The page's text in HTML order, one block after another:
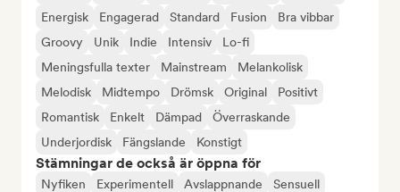
Energisk
Engagerad Standard Fusion
Bra vibbar
Groovy
Unik Indie Intensiv
Lo-fi
Meningsfulla texter
Mainstream
Melankolisk
Melodisk
Midtempo Drömsk Original
Positivt
Romantisk
Enkelt Dämpad
Överraskande
Underjordisk
Fängslande Konstigt
Stämningar de också är öppna för
Nyfiken Experimentell Avslappnande
Sensuell